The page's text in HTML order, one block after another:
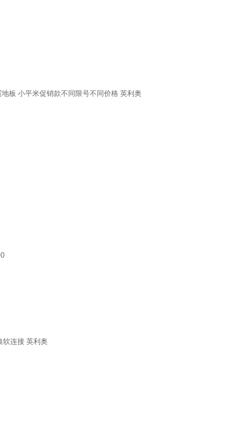
板 小平米促销款不同限号不同价格 英利奥
软连接 英利奥